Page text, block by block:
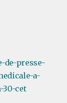
de-presse-
a-
30-cet